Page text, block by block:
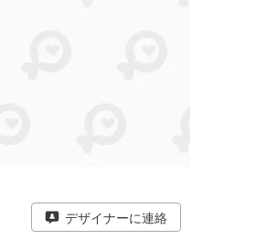
デザイナーに連絡